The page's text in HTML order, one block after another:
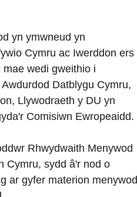
yn ymwneud yn
Cymru ac Iwerddon ers
wedi gweithio i
Datblygu Cymru,
Llywodraeth y DU yn
Comisiwn Ewropeaidd.
Rhwydwaith Menywod
Cymru, sydd â'r nod o
ar gyfer materion menywod